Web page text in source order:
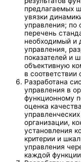
предлагаемых
увязки
управления; по
перечень
необходимый и
управления,
показателей и
объективную
в
Разработана
управления в
функционному
оценка
организации,
установления
критерии и
управления
каждой